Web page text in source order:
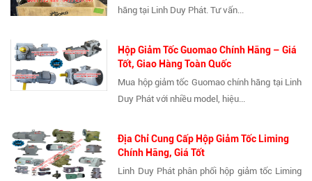
hãng tại Linh Duy Phát. Tư vấn...
Hộp Giảm Tốc Guomao Chính Hãng – Giá
Tốt, Giao Hàng Toàn Quốc
Mua hộp giảm tốc Guomao chính hãng tại Linh
Duy Phát với nhiều model, hiệu...
Địa Chỉ Cung Cấp Hộp Giảm Tốc Liming
Chính Hãng, Giá Tốt
Linh Duy Phát phân phối hộp giảm tốc Liming